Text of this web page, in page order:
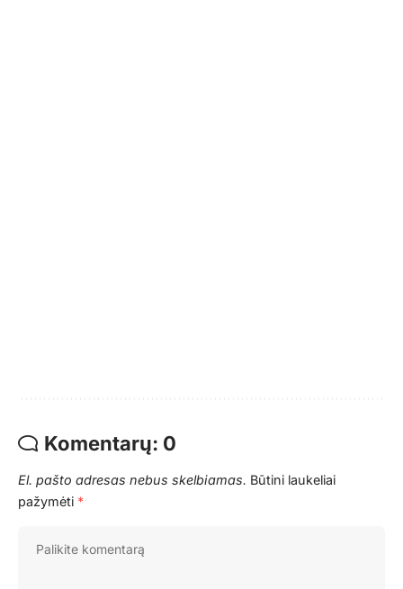
Komentarų: 0
El. pašto adresas nebus skelbiamas. Būtini laukeliai
pažymėti *